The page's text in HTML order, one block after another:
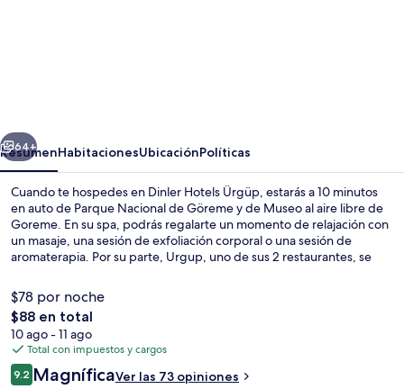
Siguiente
64+
ResumenHabitacionesUbicaciónPolíticas
Cuando te hospedes en Dinler Hotels Ürgüp, estarás a 10 minutos
en auto de Parque Nacional de Göreme y de Museo al aire libre de
Goreme. En su spa, podrás regalarte un momento de relajación con
un masaje, una sesión de exfoliación corporal o una sesión de
aromaterapia. Por su parte, Urgup, uno de sus 2 restaurantes, se
Otros servicios y amenidades a destacar de este hotel de lujo son
sus 2 bares o lounges, su alberca techada y su alberca al aire libre.
$78 por noche
El
precio
total
es
de
$88 en total
10 ago - 11 ago
Total con impuestos y cargos
Opiniones
9.29.2 de 10,
MagníficaVer las 73 opiniones